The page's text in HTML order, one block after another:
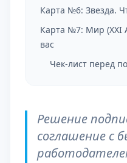
Карта №6: Звезда.
Карта №7: Мир (XXI
вас
Чек-лист перед
Решение
соглашение с